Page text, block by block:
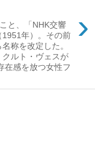
›
と、「NHK交響
年）。その前
称を改定した。
ルト・ヴェスが
在感を放つ女性フ